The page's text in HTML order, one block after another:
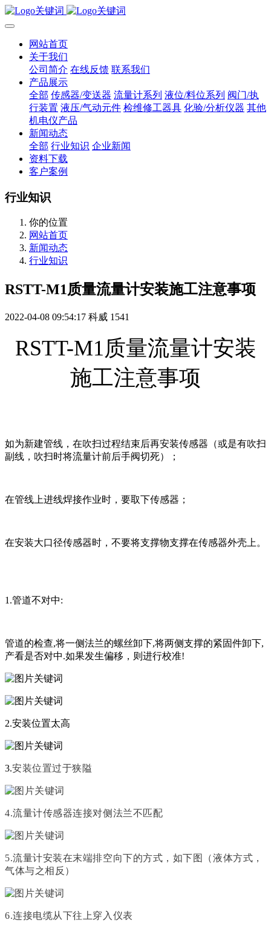
网站首页
关于我们
公司简介 在线反馈 联系我们
产品展示
全部 传感器/变送器 流量计系列 液位/料位系列 阀门/执
行装置 液压/气动元件 检维修工器具 化验/分析仪器 其他
机电仪产品
新闻动态
全部 行业知识 企业新闻
资料下载
客户案例
行业知识
你的位置
网站首页
新闻动态
行业知识
RSTT-M1质量流量计安装施工注意事项
2022-04-08 09:54:17 科威 1541
RSTT-M1质量流量计安装
施工注意事项
如为新建管线，在吹扫过程结束后再安装传感器（或是有吹扫
副线，吹扫时将流量计前后手阀切死）；
在管线上进线焊接作业时，要取下传感器；
在安装大口径传感器时，不要将支撑物支撑在传感器外壳上。
1.管道不对中:
管道的检查,将一侧法兰的螺丝卸下,将两侧支撑的紧固件卸下,
产看是否对中.如果发生偏移，则进行校准!
2.安装位置太高
3.安装位置过于狭隘
4.流量计传感器连接对侧法兰不匹配
5.流量计安装在末端排空向下的方式，如下图（液体方式，
气体与之相反）
6.连接电缆从下往上穿入仪表